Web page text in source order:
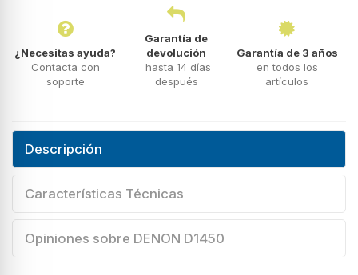
¿Necesitas ayuda?
Contacta con
soporte
Garantía de
devolución
hasta 14 días
después
Garantía de 3 años
en todos los
artículos
Descripción
Características Técnicas
Opiniones sobre DENON D1450